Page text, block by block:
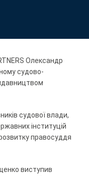
Олександр
судово-
судової влади,
інституцій
правосуддя
виступив